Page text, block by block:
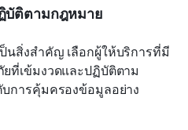
บัติตามกฎหมาย
นสิ่งสำคัญ เลือกผู้ให้บริการที่มี
ที่เข้มงวดและปฏิบัติตาม
การคุ้มครองข้อมูลอย่าง